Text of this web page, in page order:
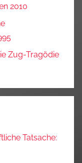
2010
Zug-Tragödie
Tatsache: